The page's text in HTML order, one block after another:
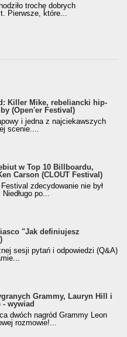
trochę dobrych
Pierwsze, które...
Killer Mike, rebeliancki hip-
(Open'er Festival)
i jedna z najciekawszych
scenie....
w Top 10 Billboardu,
Carson (CLOUT Festival)
zdecydowanie nie był
po...
"Jak definiujesz
sesji pytań i odpowiedzi (Q&A)
Grammy, Lauryn Hill i
wywiad
dwóch nagród Grammy Leon
rozmowie!...